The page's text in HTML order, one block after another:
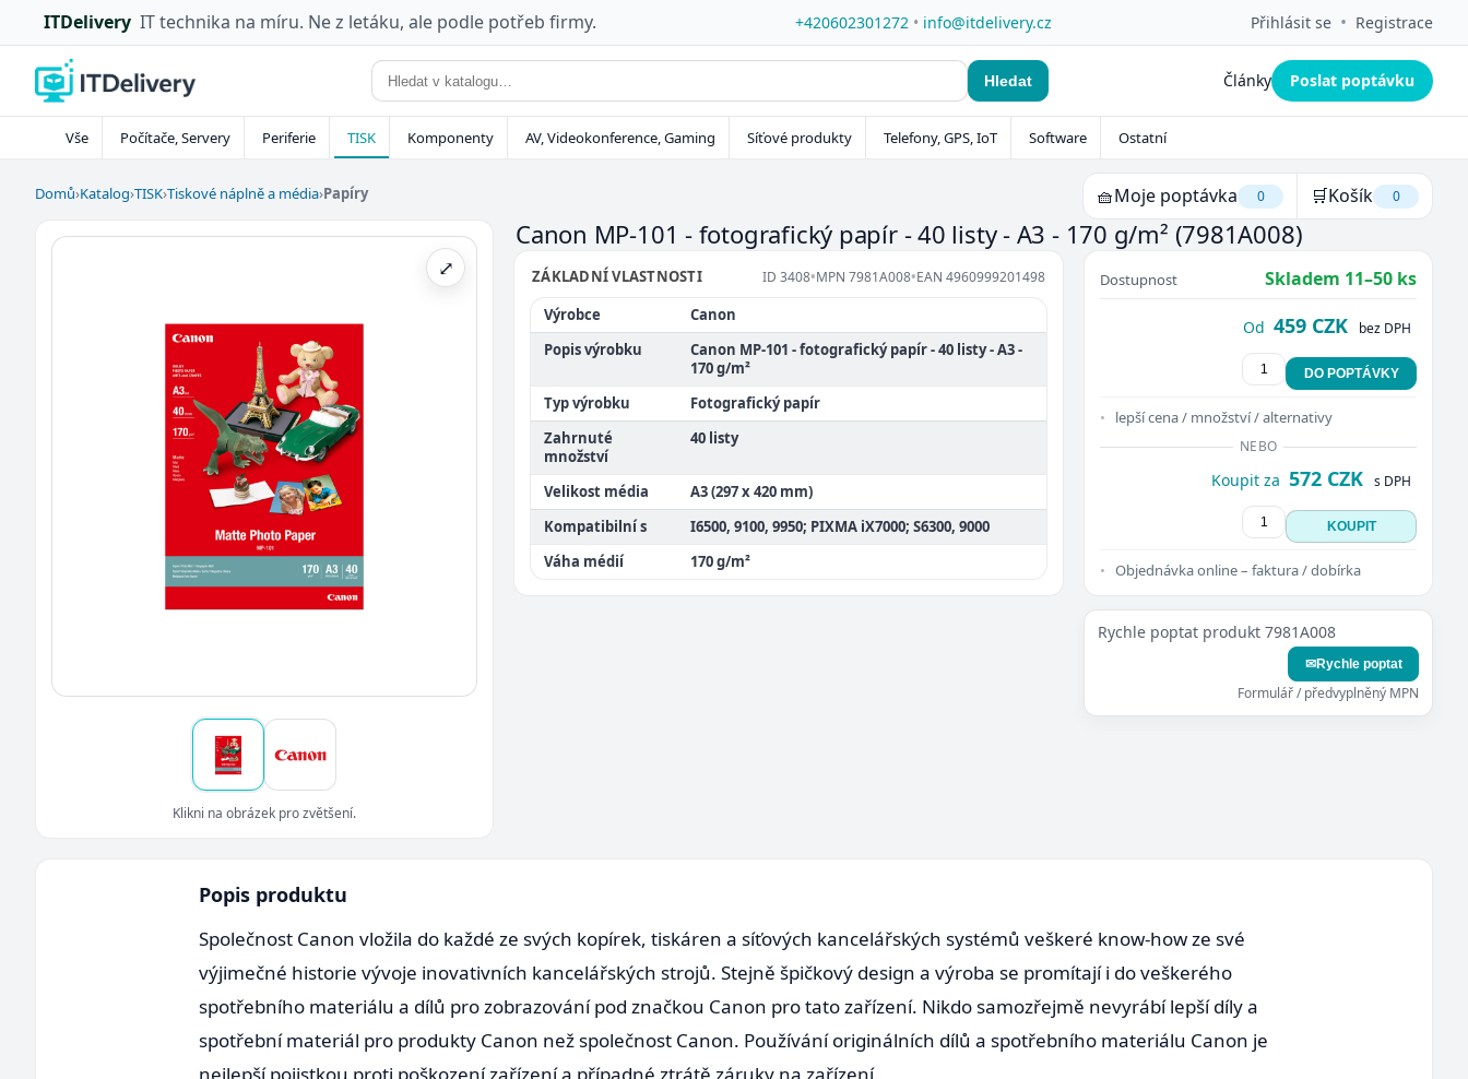
ITDelivery IT technika na míru. Ne z letáku, ale podle potřeb firmy. +420602301272 • info@itdelivery.cz Přihlásit se • Registrace
Hledat Články Poslat poptávku
Vše Počítače, Servery Periferie TISK Komponenty AV, Videokonference, Gaming Síťové produkty Telefony, GPS, IoT Software Ostatní
Domů›Katalog›TISK›Tiskové náplně a média›Papíry 🧺Moje poptávka 0 🛒Košík 0
⤢
Klikni na obrázek pro zvětšení.
Canon MP-101 - fotografický papír - 40 listy - A3 - 170 g/m² (7981A008)
ZÁKLADNÍ VLASTNOSTI ID 3408•MPN 7981A008•EAN 4960999201498
Výrobce
Canon
Popis výrobku
Canon MP-101 - fotografický papír - 40 listy - A3 -
170 g/m²
Typ výrobku
Fotografický papír
Zahrnuté
množství
40 listy
Velikost média
A3 (297 x 420 mm)
Kompatibilní s
I6500, 9100, 9950; PIXMA iX7000; S6300, 9000
Váha médií
170 g/m²
Dostupnost Skladem 11–50 ks
Od 459 CZK bez DPH
DO POPTÁVKY
lepší cena / množství / alternativy
NEBO
Koupit za 572 CZK s DPH
KOUPIT
Objednávka online – faktura / dobírka
Rychle poptat produkt 7981A008
✉Rychle poptat
Formulář / předvyplněný MPN
Popis produktu
Společnost Canon vložila do každé ze svých kopírek, tiskáren a síťových kancelářských systémů veškeré know-how ze své
výjimečné historie vývoje inovativních kancelářských strojů. Stejně špičkový design a výroba se promítají i do veškerého
spotřebního materiálu a dílů pro zobrazování pod značkou Canon pro tato zařízení. Nikdo samozřejmě nevyrábí lepší díly a
spotřební materiál pro produkty Canon než společnost Canon. Používání originálních dílů a spotřebního materiálu Canon je